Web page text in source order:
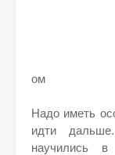
ом
Надо иметь
идти
научились